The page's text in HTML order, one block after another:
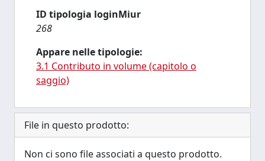
ID tipologia loginMiur
268
Appare nelle tipologie:
3.1 Contributo in volume (capitolo o
saggio)
File in questo prodotto:
Non ci sono file associati a questo prodotto.